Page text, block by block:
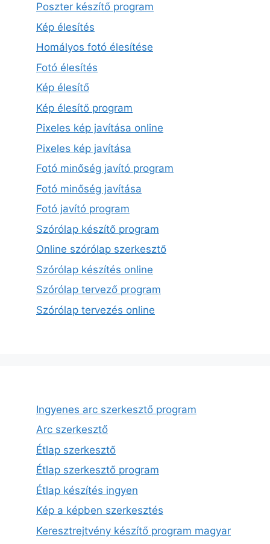
Poszter készítő program
Kép élesítés
Homályos fotó élesítése
Fotó élesítés
Kép élesítő
Kép élesítő program
Pixeles kép javítása online
Pixeles kép javítása
Fotó minőség javító program
Fotó minőség javítása
Fotó javító program
Szórólap készítő program
Online szórólap szerkesztő
Szórólap készítés online
Szórólap tervező program
Szórólap tervezés online
Ingyenes arc szerkesztő program
Arc szerkesztő
Étlap szerkesztő
Étlap szerkesztő program
Étlap készítés ingyen
Kép a képben szerkesztés
Keresztrejtvény készítő program magyar